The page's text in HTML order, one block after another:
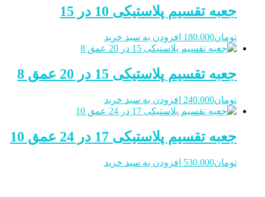
جعبه تقسیم پلاستیکی 10 در 15
تومان180.000 افزودن به سبد خرید
جعبه تقسیم پلاستیکی 15 در 20 عمق 8
تومان240.000 افزودن به سبد خرید
جعبه تقسیم پلاستیکی 17 در 24 عمق 10
تومان530.000 افزودن به سبد خرید